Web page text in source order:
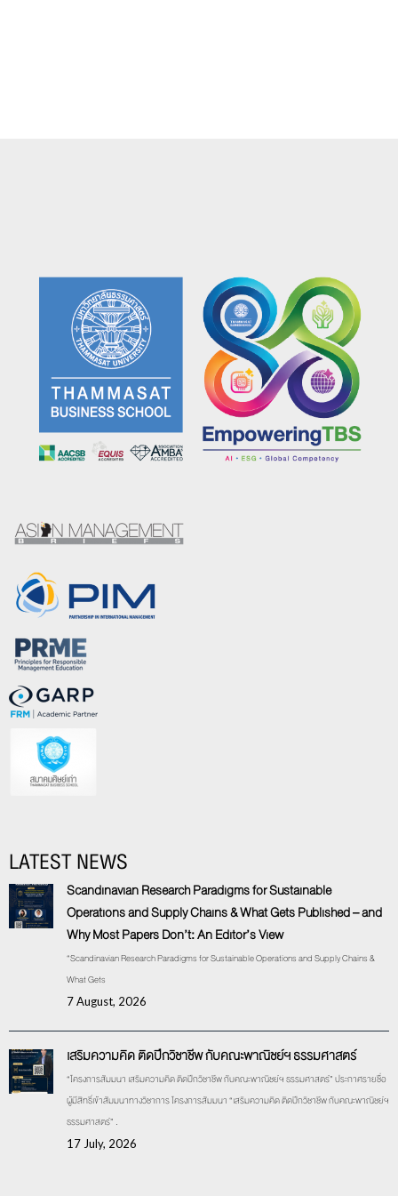
LATEST NEWS
Scandinavian Research Paradigms for Sustainable
Operations and Supply Chains & What Gets Published – and
Why Most Papers Don’t: An Editor’s View
“Scandinavian Research Paradigms for Sustainable Operations and Supply Chains &
What Gets
7 August, 2026
เสริมความคิด ติดปีกวิชาชีพ กับคณะพาณิชย์ฯ ธรรมศาสตร์
“โครงการสัมมนา เสริมความคิด ติดปีกวิชาชีพ กับคณะพาณิชย์ฯ ธรรมศาสตร์” ประกาศรายชื่อ
ผู้มีสิทธิ์เข้าสัมมนาทางวิชาการ โครงการสัมมนา “เสริมความคิด ติดปีกวิชาชีพ กับคณะพาณิชย์ฯ
ธรรมศาสตร์” .
17 July, 2026